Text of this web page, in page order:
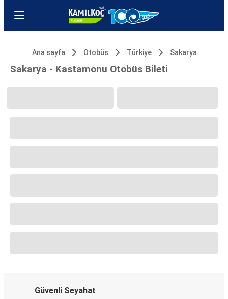
Ana sayfa Otobüs Türkiye Sakarya
Sakarya - Kastamonu Otobüs Bileti
Güvenli Seyahat